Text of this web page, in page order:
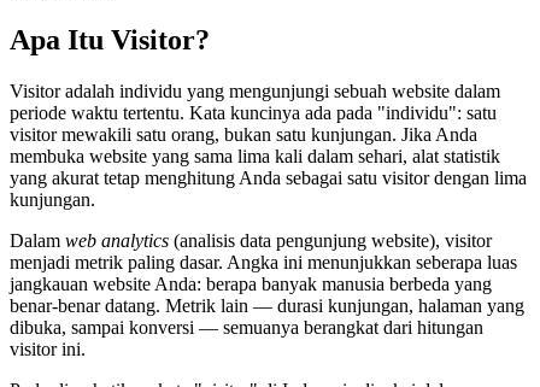
Apa Itu Visitor?
Visitor adalah individu yang mengunjungi sebuah website dalam
periode waktu tertentu. Kata kuncinya ada pada "individu": satu
visitor mewakili satu orang, bukan satu kunjungan. Jika Anda
membuka website yang sama lima kali dalam sehari, alat statistik
yang akurat tetap menghitung Anda sebagai satu visitor dengan lima
kunjungan.
Dalam web analytics (analisis data pengunjung website), visitor
menjadi metrik paling dasar. Angka ini menunjukkan seberapa luas
jangkauan website Anda: berapa banyak manusia berbeda yang
benar-benar datang. Metrik lain — durasi kunjungan, halaman yang
dibuka, sampai konversi — semuanya berangkat dari hitungan
visitor ini.